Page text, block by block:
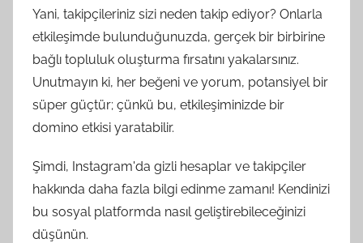
Yani, takipçileriniz sizi neden takip ediyor? Onlarla
etkileşimde bulunduğunuzda, gerçek bir birbirine
bağlı topluluk oluşturma fırsatını yakalarsınız.
Unutmayın ki, her beğeni ve yorum, potansiyel bir
süper güçtür; çünkü bu, etkileşiminizde bir
domino etkisi yaratabilir.
Şimdi, Instagram'da gizli hesaplar ve takipçiler
hakkında daha fazla bilgi edinme zamanı! Kendinizi
bu sosyal platformda nasıl geliştirebileceğinizi
düşünün.